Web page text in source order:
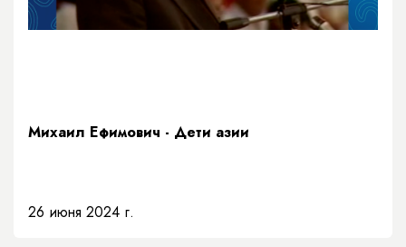
Михаил Ефимович - Дети азии
26 июня 2024 г.